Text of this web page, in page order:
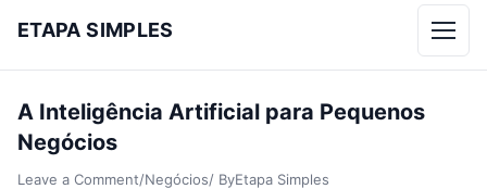
ETAPA SIMPLES Menu
A Inteligência Artificial para Pequenos
Negócios
Leave a Comment/Negócios/ ByEtapa Simples